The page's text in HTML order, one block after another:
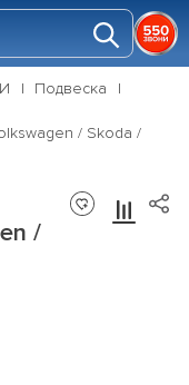
Подвеска
/ Skoda /
/